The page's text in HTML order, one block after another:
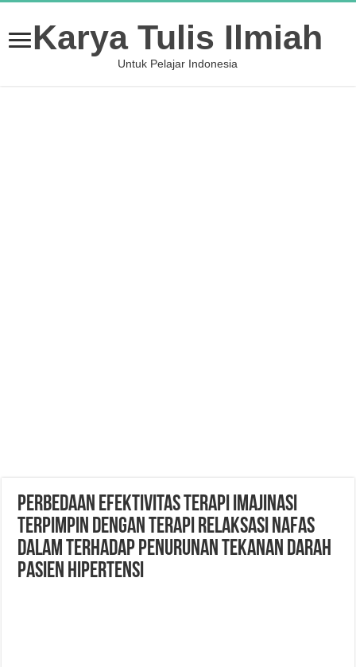
Karya Tulis Ilmiah
Untuk Pelajar Indonesia
PERBEDAAN EFEKTIVITAS TERAPI IMAJINASI
TERPIMPIN DENGAN TERAPI RELAKSASI NAFAS
DALAM TERHADAP PENURUNAN TEKANAN DARAH
PASIEN HIPERTENSI